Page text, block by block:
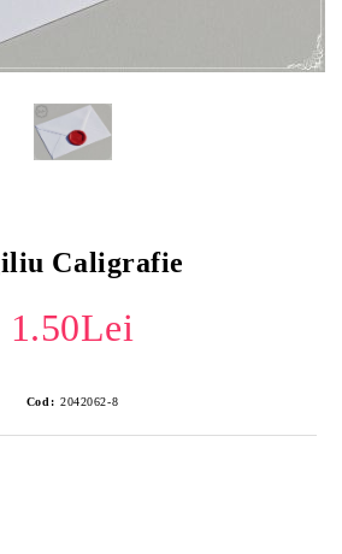
Caligrafie
1.50Lei
Cod: 2042062-8